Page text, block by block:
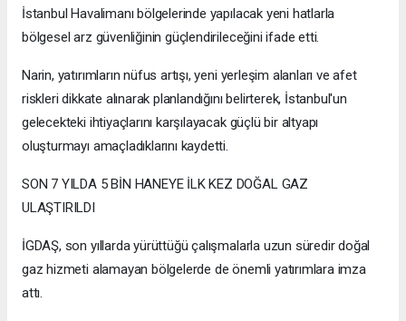
İstanbul Havalimanı bölgelerinde yapılacak yeni hatlarla
bölgesel arz güvenliğinin güçlendirileceğini ifade etti.
Narin, yatırımların nüfus artışı, yeni yerleşim alanları ve afet
riskleri dikkate alınarak planlandığını belirterek, İstanbul'un
gelecekteki ihtiyaçlarını karşılayacak güçlü bir altyapı
oluşturmayı amaçladıklarını kaydetti.
SON 7 YILDA 5 BİN HANEYE İLK KEZ DOĞAL GAZ
ULAŞTIRILDI
İGDAŞ, son yıllarda yürüttüğü çalışmalarla uzun süredir doğal
gaz hizmeti alamayan bölgelerde de önemli yatırımlara imza
attı.